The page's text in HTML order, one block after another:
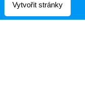
Vytvořit stránky